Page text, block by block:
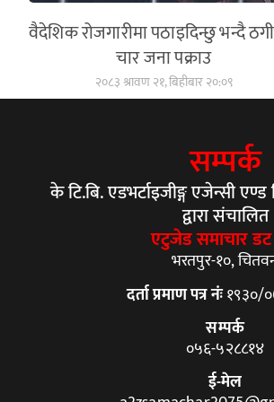
वैदेशिक रोजगारीमा पठाइदिन्छु भन्दै
चार जना पक्राउ
२०८३ श्रावण २१, बिहीबार २०:०९
सम्पर्क
के टि.बि. एडभर्टाइजीङ्ग एजेन्सी एण्ड
द्वारा संचालित
एटुजेड समाचार
भरतपुर-१०,
दर्ता प्रमाण पत्र नंः१९३०/
सम्पर्क
०५६-५२८८१४
ई-मेल